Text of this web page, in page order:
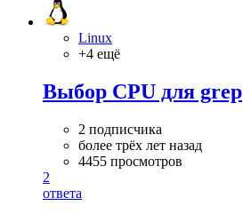
Linux
+4 ещё
Выбор CPU для grep
2 подписчика
более трёх лет назад
4455 просмотров
2
ответа